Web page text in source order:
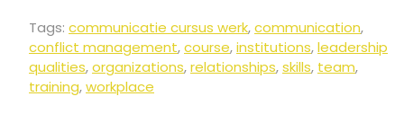
Tags: communicatie cursus werk,communication,
conflict management,course,institutions,leadership
qualities,organizations,relationships,skills, team,
training,workplace